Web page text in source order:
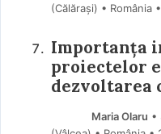
(Călărași) • România
Importanța
proiectelor
Maria Olaru •